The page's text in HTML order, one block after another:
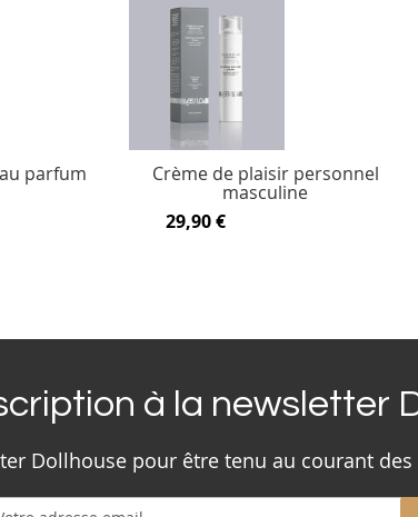
parfum Crème de plaisir personnel
masculine
29,90 €
à la newsletter
Dollhouse pour être tenu au courant